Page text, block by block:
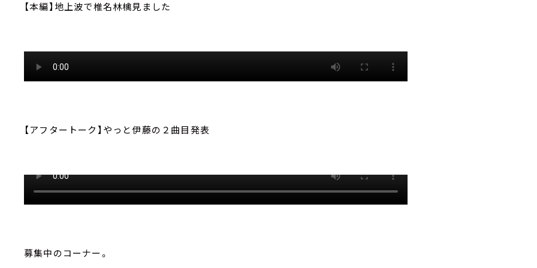
【本編】地上波で椎名林檎見ました
【アフタートーク】やっと伊藤の２曲目発表
募集中のコーナー。